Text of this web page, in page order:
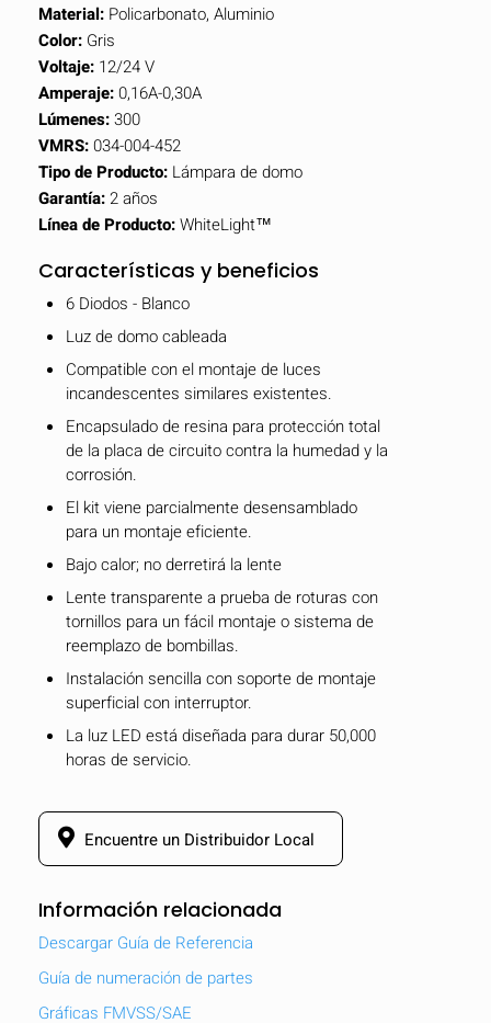
Material: Policarbonato, Aluminio
Color: Gris
Voltaje: 12/24 V
Amperaje:0,16A-0,30A
Lúmenes:300
VMRS:034-004-452
Tipo de Producto: Lámpara de domo
Garantía:2 años
Línea de Producto:WhiteLight™
Características y beneficios
6 Diodos - Blanco
Luz de domo cableada
Compatible con el montaje de luces
incandescentes similares existentes.
Encapsulado de resina para protección total
de la placa de circuito contra la humedad y la
corrosión.
El kit viene parcialmente desensamblado
para un montaje eficiente.
Bajo calor; no derretirá la lente
Lente transparente a prueba de roturas con
tornillos para un fácil montaje o sistema de
reemplazo de bombillas.
Instalación sencilla con soporte de montaje
superficial con interruptor.
La luz LED está diseñada para durar 50,000
horas de servicio.
Encuentre un Distribuidor Local
Información relacionada
Descargar Guía de Referencia
Guía de numeración de partes
Gráficas FMVSS/SAE